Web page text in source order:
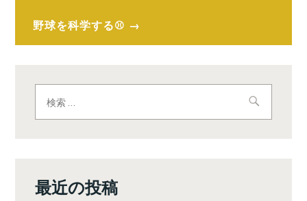
ナ
ビ
ゲ
ン
野球を科学する⚾️
索:
最近の投稿